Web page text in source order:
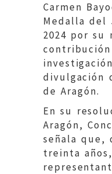
Carmen
Medalla del
2024 por su
divulgación
de Aragón.
En su
Aragón,
señala que,
treinta